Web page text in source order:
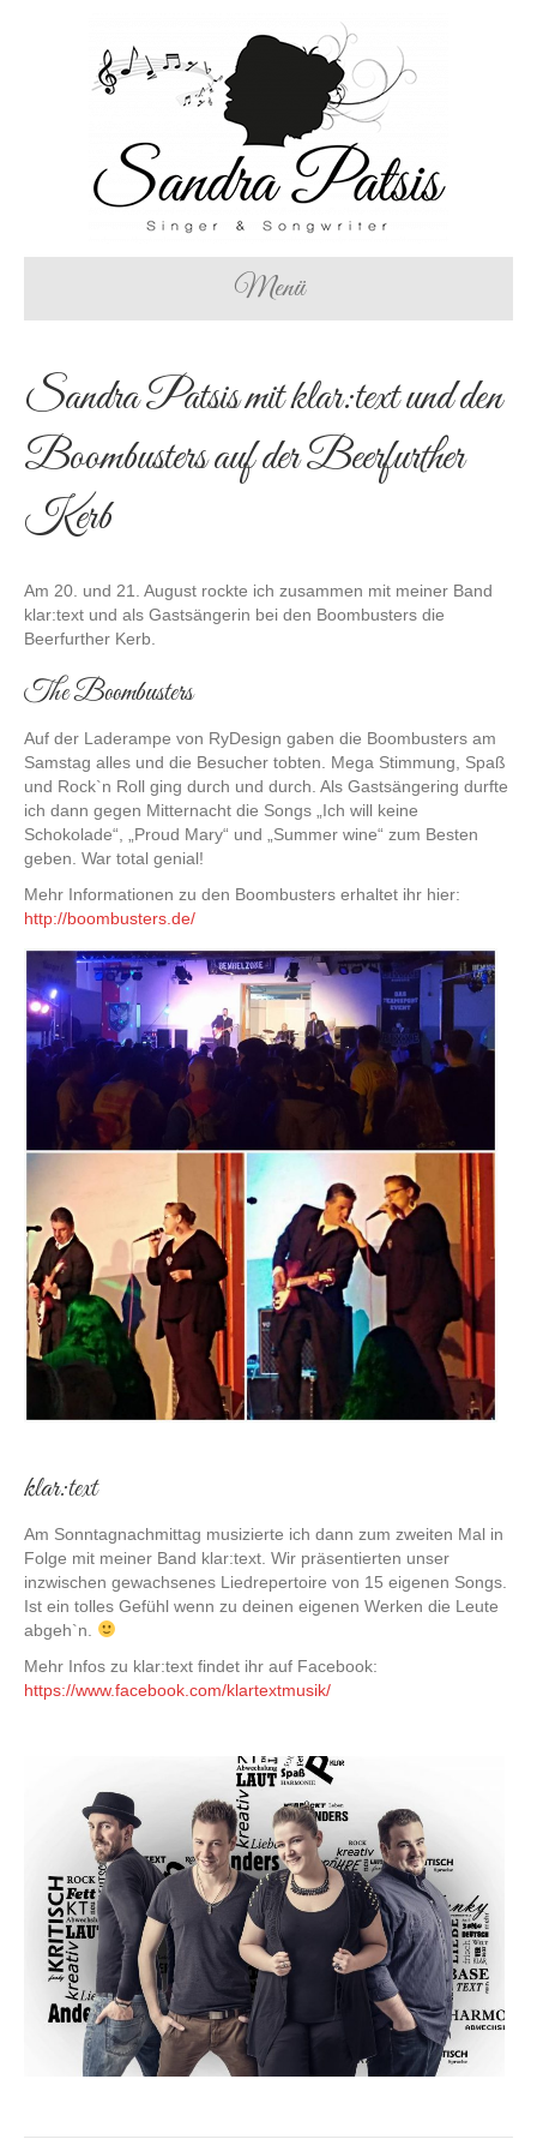
Menü
Sandra Patsis mit klar:text und den
Boombusters auf der Beerfurther
Kerb
Am 20. und 21. August rockte ich zusammen mit meiner Band
klar:text und als Gastsängerin bei den Boombusters die
Beerfurther Kerb.
The Boombusters
Auf der Laderampe von RyDesign gaben die Boombusters am
Samstag alles und die Besucher tobten. Mega Stimmung, Spaß
und Rock`n Roll ging durch und durch. Als Gastsängering durfte
ich dann gegen Mitternacht die Songs „Ich will keine
Schokolade“, „Proud Mary“ und „Summer wine“ zum Besten
geben. War total genial!
Mehr Informationen zu den Boombusters erhaltet ihr hier:
http://boombusters.de/
klar:text
Am Sonntagnachmittag musizierte ich dann zum zweiten Mal in
Folge mit meiner Band klar:text. Wir präsentierten unser
inzwischen gewachsenes Liedrepertoire von 15 eigenen Songs.
Ist ein tolles Gefühl wenn zu deinen eigenen Werken die Leute
abgeh`n.
Mehr Infos zu klar:text findet ihr auf Facebook:
https://www.facebook.com/klartextmusik/